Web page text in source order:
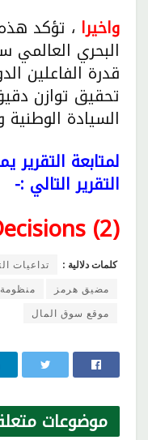
واخيرا ، تؤكد
البحري العالمي
قدرة الفاعلين
تحقيق توازن
السيادة الوطنية
لمتابعة
التقرير التالي :-
(2)
كلمات دلالية : تداعيات
مضيق هرمز
موقع سوق المال
موضوعات